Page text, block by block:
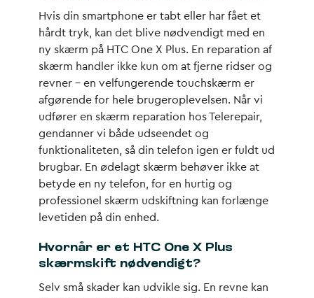
Hvis din smartphone er tabt eller har fået et
hårdt tryk, kan det blive nødvendigt med en
ny skærm på HTC One X Plus. En reparation af
skærm handler ikke kun om at fjerne ridser og
revner – en velfungerende touchskærm er
afgørende for hele brugeroplevelsen. Når vi
udfører en skærm reparation hos Telerepair,
gendanner vi både udseendet og
funktionaliteten, så din telefon igen er fuldt ud
brugbar. En ødelagt skærm behøver ikke at
betyde en ny telefon, for en hurtig og
professionel skærm udskiftning kan forlænge
levetiden på din enhed.
Hvornår er et HTC One X Plus
skærmskift nødvendigt?
Selv små skader kan udvikle sig. En revne kan